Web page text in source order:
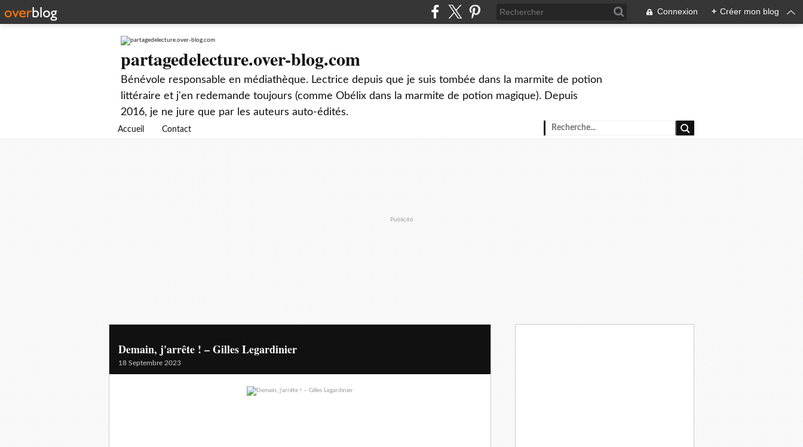
Connexion + Créer mon blog
partagedelecture.over-blog.com
Bénévole responsable en médiathèque. Lectrice depuis que je suis tombée dans la marmite de potion
littéraire et j'en redemande toujours (comme Obélix dans la marmite de potion magique). Depuis
2016, je ne jure que par les auteurs auto-édités.
Accueil Contact
Publicité
Demain, j'arrête ! – Gilles Legardinier
18 Septembre 2023